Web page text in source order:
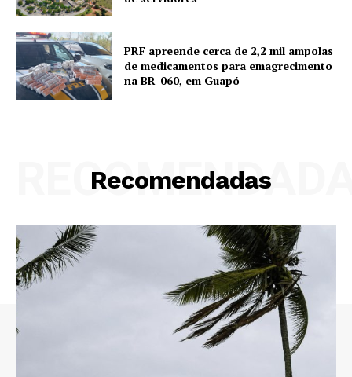
PRF apreende cerca de 2,2 mil ampolas
de medicamentos para emagrecimento
na BR-060, em Guapó
Recomendadas